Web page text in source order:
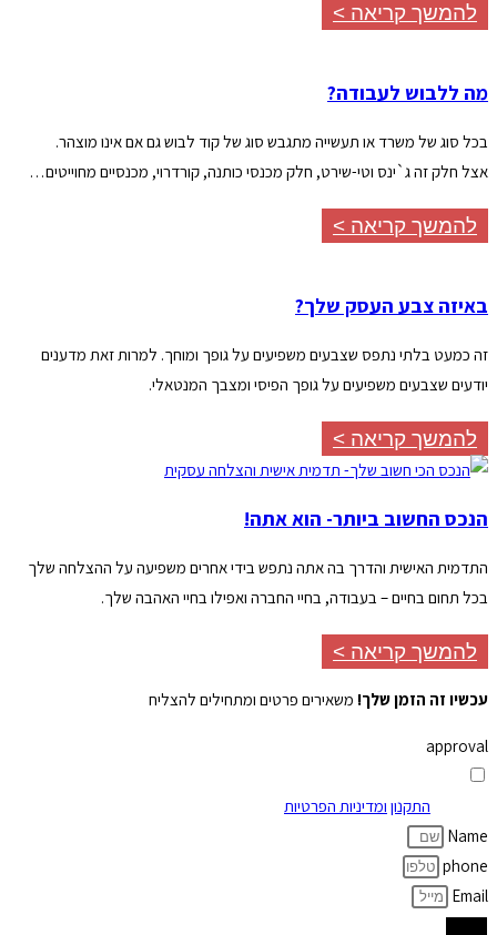
להמשך קריאה >
מה ללבוש לעבודה?
בכל סוג של משרד או תעשייה מתגבש סוג של קוד לבוש גם אם אינו מוצהר.
אצל חלק זה ג`ינס וטי-שירט, חלק מכנסי כותנה, קורדרוי, מכנסיים מחוייטים…
להמשך קריאה >
באיזה צבע העסק שלך?
זה כמעט בלתי נתפס שצבעים משפיעים על גופך ומוחך. למרות זאת מדענים
יודעים שצבעים משפיעים על גופך הפיסי ומצבך המנטאלי.
להמשך קריאה >
הנכס החשוב ביותר- הוא אתה!
התדמית האישית והדרך בה אתה נתפש בידי אחרים משפיעה על ההצלחה שלך
בכל תחום בחיים – בעבודה, בחיי החברה ואפילו בחיי האהבה שלך.
להמשך קריאה >
עכשיו זה הזמן שלך! משאירים פרטים ומתחילים להצליח
approval
התקנון ומדיניות הפרטיות
Name
phone
Email